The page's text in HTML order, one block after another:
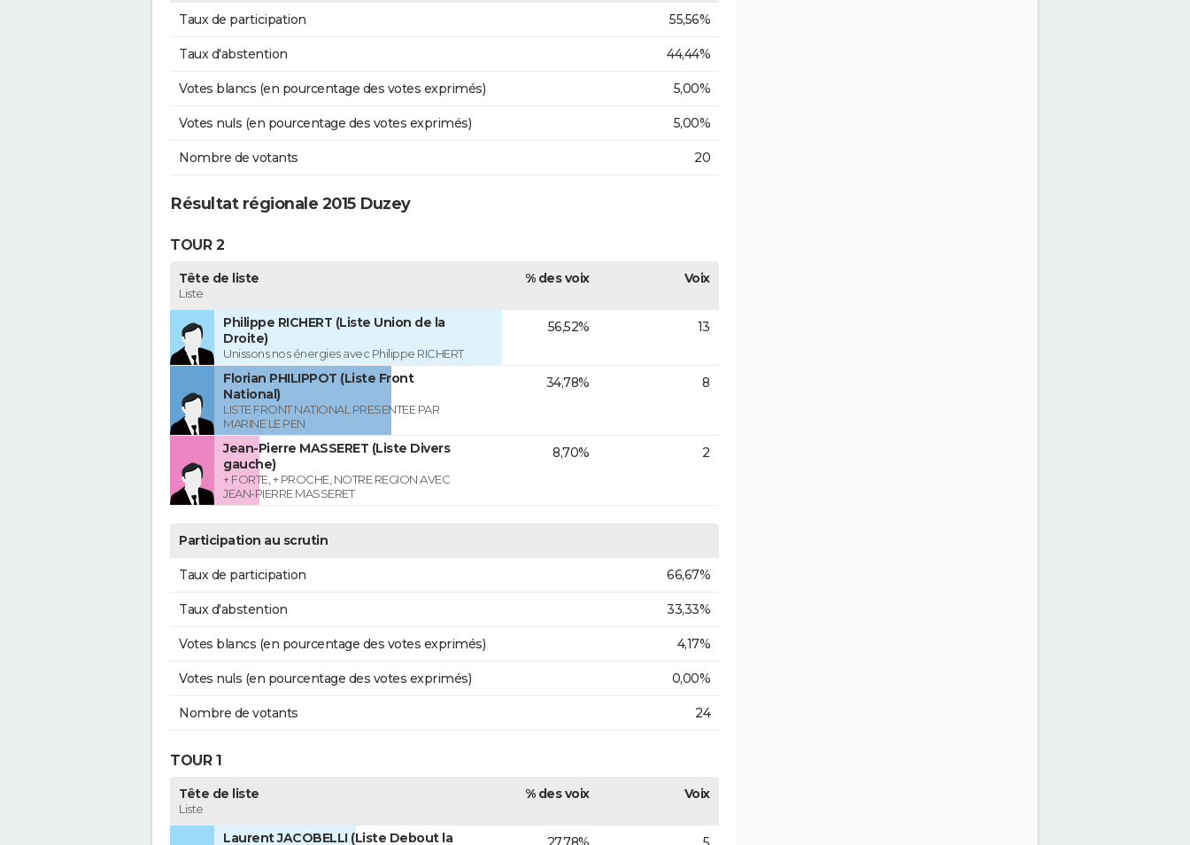
Taux de participation 55,56%
Taux d'abstention 44,44%
Votes blancs (en pourcentage des votes exprimés) 5,00%
Votes nuls (en pourcentage des votes exprimés) 5,00%
Nombre de votants 20
Résultat régionale 2015 Duzey
TOUR 2
Tête de liste
Liste
% des voix Voix
Philippe RICHERT (Liste Union de la
Droite)
Unissons nos énergies avec Philippe RICHERT
56,52% 13
Florian PHILIPPOT (Liste Front
National)
LISTE FRONT NATIONAL PRESENTEE PAR
MARINE LE PEN
34,78% 8
Jean-Pierre MASSERET (Liste Divers
gauche)
+ FORTE, + PROCHE, NOTRE REGION AVEC
JEAN-PIERRE MASSERET
8,70% 2
Participation au scrutin
Taux de participation 66,67%
Taux d'abstention 33,33%
Votes blancs (en pourcentage des votes exprimés) 4,17%
Votes nuls (en pourcentage des votes exprimés) 0,00%
Nombre de votants 24
TOUR 1
Tête de liste
Liste
% des voix Voix
Laurent JACOBELLI (Liste Debout la